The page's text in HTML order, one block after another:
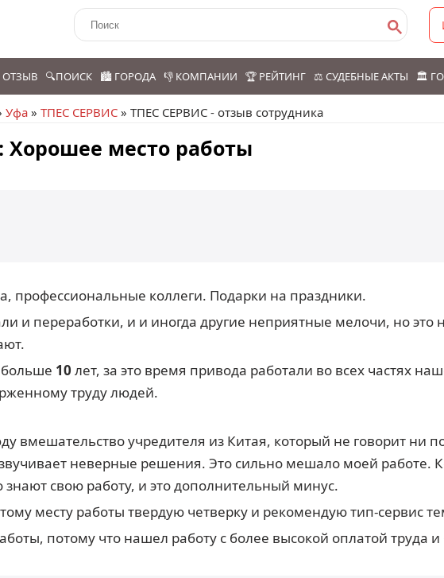
🔍ПОИСК 🏙️ ГОРОДА 👎 КОМПАНИИ 🏆 РЕЙТИНГ ⚖️ СУДЕБНЫЕ АКТЫ 🏛️
Уфа » ТПЕС СЕРВИС » ТПЕС СЕРВИС - отзыв сотрудника
Хорошее место работы
профессиональные коллеги. Подарки на праздники.
и переработки, и и иногда другие неприятные мелочи, но это
10 лет, за это время привода работали во всех частях
труду людей.
вмешательство учредителя из Китая, который не говорит ни
неверные решения. Это сильно мешало моей работе.
знают свою работу, и это дополнительный минус.
месту работы твердую четверку и рекомендую тип-сервис
потому что нашел работу с более высокой оплатой труда